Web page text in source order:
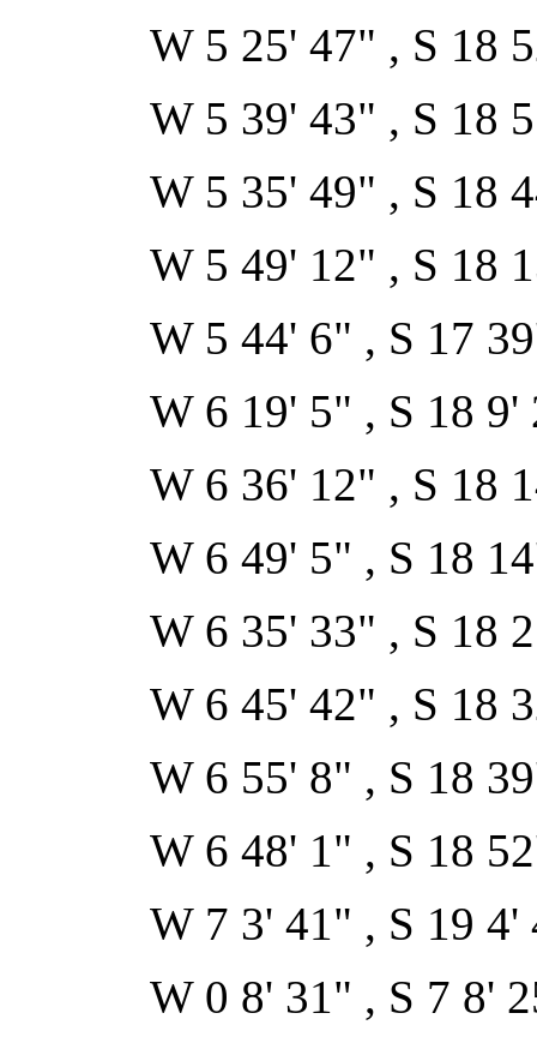
W 5 25' 47" , S 18
W 5 39' 43" , S 18
W 5 35' 49" , S 18
W 5 49' 12" , S 18
W 5 44' 6" , S 17
W 6 19' 5" , S 18 9'
W 6 36' 12" , S 18
W 6 49' 5" , S 18
W 6 35' 33" , S 18
W 6 45' 42" , S 18
W 6 55' 8" , S 18
W 6 48' 1" , S 18
W 7 3' 41" , S 19 4'
W 0 8' 31" , S 7 8'